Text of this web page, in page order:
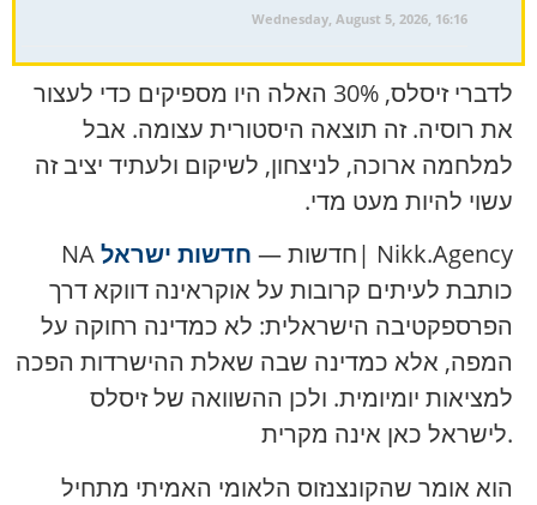
Wednesday, August 5, 2026, 16:16
לדברי זיסלס, 30% האלה היו מספיקים כדי לעצור
את רוסיה. זה תוצאה היסטורית עצומה. אבל
למלחמה ארוכה, לניצחון, לשיקום ולעתיד יציב זה
עשוי להיות מעט מדי.
NAחדשות —
חדשות ישראל
| Nikk.Agency
כותבת לעיתים קרובות על אוקראינה דווקא דרך
הפרספקטיבה הישראלית: לא כמדינה רחוקה על
המפה, אלא כמדינה שבה שאלת ההישרדות הפכה
למציאות יומיומית. ולכן ההשוואה של זיסלס
לישראל כאן אינה מקרית.
הוא אומר שהקונצנזוס הלאומי האמיתי מתחיל